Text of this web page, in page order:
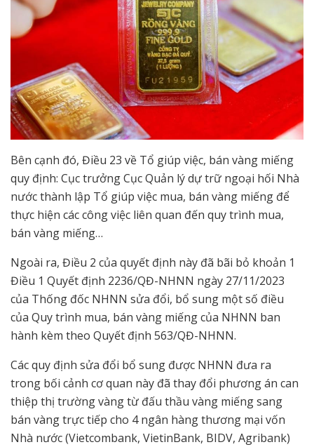
Bên cạnh đó, Điều 23 về Tổ giúp việc, bán vàng miếng
quy định: Cục trưởng Cục Quản lý dự trữ ngoại hối Nhà
nước thành lập Tổ giúp việc mua, bán vàng miếng để
thực hiện các công việc liên quan đến quy trình mua,
bán vàng miếng…
Ngoài ra, Điều 2 của quyết định này đã bãi bỏ khoản 1
Điều 1 Quyết định 2236/QĐ-NHNN ngày 27/11/2023
của Thống đốc NHNN sửa đổi, bổ sung một số điều
của Quy trình mua, bán vàng miếng của NHNN ban
hành kèm theo Quyết định 563/QĐ-NHNN.
Các quy định sửa đổi bổ sung được NHNN đưa ra
trong bối cảnh cơ quan này đã thay đổi phương án can
thiệp thị trường vàng từ đấu thầu vàng miếng sang
bán vàng trực tiếp cho 4 ngân hàng thương mại vốn
Nhà nước (Vietcombank, VietinBank, BIDV, Agribank)